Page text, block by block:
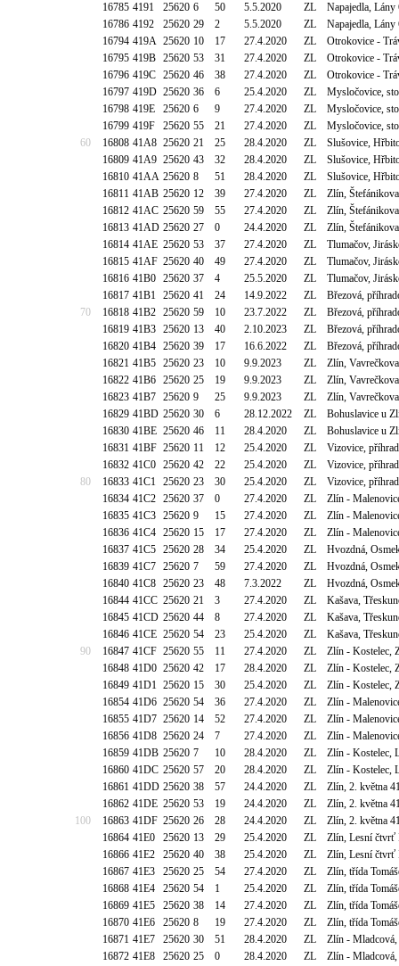
16785 4191 25620 6 50 5.5.2020 ZL
Napajedla,
16786 4192 25620 29 2 5.5.2020 ZL
Napajedla,
16794 419A 25620 10 17 27.4.2020 ZL
Otrokovice -
16795 419B 25620 53 31 27.4.2020 ZL
Otrokovice -
16796 419C 25620 46 38 27.4.2020 ZL
Otrokovice -
16797 419D 25620 36 6 25.4.2020 ZL
Mysločovice,
16798 419E 25620 6 9 27.4.2020 ZL
Mysločovice,
16799 419F 25620 55 21 27.4.2020 ZL
Mysločovice,
60
16808 41A8 25620 21 25 28.4.2020 ZL
Slušovice,
16809 41A9 25620 43 32 28.4.2020 ZL
Slušovice,
16810 41AA 25620 8 51 28.4.2020 ZL
Slušovice,
16811 41AB 25620 12 39 27.4.2020 ZL
Zlín,
16812 41AC 25620 59 55 27.4.2020 ZL
Zlín,
16813 41AD 25620 27 0 24.4.2020 ZL
Zlín,
16814 41AE 25620 53 37 27.4.2020 ZL
Tlumačov,
16815 41AF 25620 40 49 27.4.2020 ZL
Tlumačov,
16816 41B0 25620 37 4 25.5.2020 ZL
Tlumačov,
16817 41B1 25620 41 24 14.9.2022 ZL
Březová,
70
16818 41B2 25620 59 10 23.7.2022 ZL
Březová,
16819 41B3 25620 13 40 2.10.2023 ZL
Březová,
16820 41B4 25620 39 17 16.6.2022 ZL
Březová,
16821 41B5 25620 23 10 9.9.2023 ZL
Zlín,
16822 41B6 25620 25 19 9.9.2023 ZL
Zlín,
16823 41B7 25620 9 25 9.9.2023 ZL
Zlín,
16829 41BD 25620 30 6 28.12.2022 ZL
Bohuslavice u
16830 41BE 25620 46 11 28.4.2020 ZL
Bohuslavice u
16831 41BF 25620 11 12 25.4.2020 ZL
Vizovice,
16832 41C0 25620 42 22 25.4.2020 ZL
Vizovice,
80
16833 41C1 25620 23 30 25.4.2020 ZL
Vizovice,
16834 41C2 25620 37 0 27.4.2020 ZL
Zlín -
16835 41C3 25620 9 15 27.4.2020 ZL
Zlín -
16836 41C4 25620 15 17 27.4.2020 ZL
Zlín -
16837 41C5 25620 28 34 25.4.2020 ZL
Hvozdná,
16839 41C7 25620 7 59 27.4.2020 ZL
Hvozdná,
16840 41C8 25620 23 48 7.3.2022 ZL
Hvozdná,
16844 41CC 25620 21 3 27.4.2020 ZL
Kašava,
16845 41CD 25620 44 8 27.4.2020 ZL
Kašava,
16846 41CE 25620 54 23 25.4.2020 ZL
Kašava,
90
16847 41CF 25620 55 11 27.4.2020 ZL
Zlín - Kostelec,
16848 41D0 25620 42 17 28.4.2020 ZL
Zlín - Kostelec,
16849 41D1 25620 15 30 25.4.2020 ZL
Zlín - Kostelec,
16854 41D6 25620 54 36 27.4.2020 ZL
Zlín -
16855 41D7 25620 14 52 27.4.2020 ZL
Zlín -
16856 41D8 25620 24 7 27.4.2020 ZL
Zlín -
16859 41DB 25620 7 10 28.4.2020 ZL
Zlín - Kostelec,
16860 41DC 25620 57 20 28.4.2020 ZL
Zlín - Kostelec,
16861 41DD 25620 38 57 24.4.2020 ZL
Zlín, 2. května
16862 41DE 25620 53 19 24.4.2020 ZL
Zlín, 2. května
100
16863 41DF 25620 26 28 24.4.2020 ZL
Zlín, 2. května
16864 41E0 25620 13 29 25.4.2020 ZL
Zlín, Lesní čtvrť
16866 41E2 25620 40 38 25.4.2020 ZL
Zlín, Lesní čtvrť
16867 41E3 25620 25 54 27.4.2020 ZL
Zlín, třída
16868 41E4 25620 54 1 25.4.2020 ZL
Zlín, třída
16869 41E5 25620 38 14 27.4.2020 ZL
Zlín, třída
16870 41E6 25620 8 19 27.4.2020 ZL
Zlín, třída
16871 41E7 25620 30 51 28.4.2020 ZL
Zlín -
16872 41E8 25620 25 0 28.4.2020 ZL
Zlín -